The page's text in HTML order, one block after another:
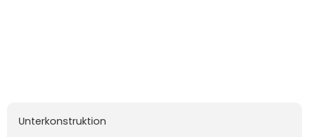
Unterkonstruktion